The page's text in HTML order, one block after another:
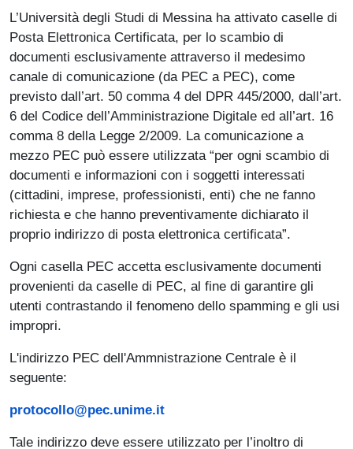
L’Università degli Studi di Messina ha attivato caselle di
Posta Elettronica Certificata, per lo scambio di
documenti esclusivamente attraverso il medesimo
canale di comunicazione (da PEC a PEC), come
previsto dall’art. 50 comma 4 del DPR 445/2000, dall’art.
6 del Codice dell’Amministrazione Digitale ed all’art. 16
comma 8 della Legge 2/2009. La comunicazione a
mezzo PEC può essere utilizzata “per ogni scambio di
documenti e informazioni con i soggetti interessati
(cittadini, imprese, professionisti, enti) che ne fanno
richiesta e che hanno preventivamente dichiarato il
proprio indirizzo di posta elettronica certificata”.
Ogni casella PEC accetta esclusivamente documenti
provenienti da caselle di PEC, al fine di garantire gli
utenti contrastando il fenomeno dello spamming e gli usi
impropri.
L'indirizzo PEC dell'Ammnistrazione Centrale è il
seguente:
protocollo@pec.unime.it
Tale indirizzo deve essere utilizzato per l’inoltro di